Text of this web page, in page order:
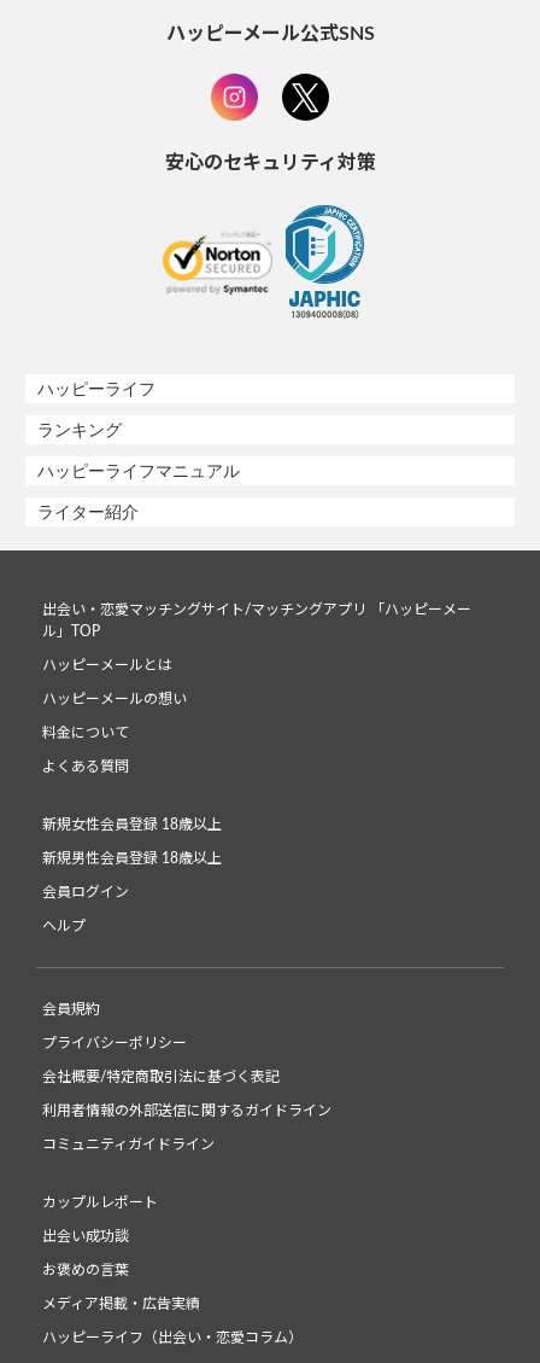
ハッピーメール公式SNS
安心のセキュリティ対策
ハッピーライフ
ランキング
ハッピーライフマニュアル
ライター紹介
出会い・恋愛マッチングサイト/マッチングアプリ 「ハッピーメー
ル」TOP
ハッピーメールとは
ハッピーメールの想い
料金について
よくある質問
新規女性会員登録 18歳以上
新規男性会員登録 18歳以上
会員ログイン
ヘルプ
会員規約
プライバシーポリシー
会社概要/特定商取引法に基づく表記
利用者情報の外部送信に関するガイドライン
コミュニティガイドライン
カップルレポート
出会い成功談
お褒めの言葉
メディア掲載・広告実績
ハッピーライフ（出会い・恋愛コラム）